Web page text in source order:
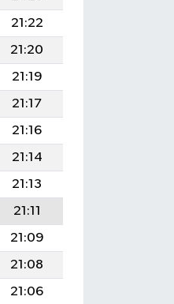
21:22
21:20
21:19
21:17
21:16
21:14
21:13
21:11
21:09
21:08
21:06